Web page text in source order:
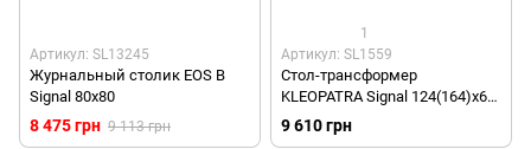
Артикул: SL13245
Журнальный столик EOS B
Signal 80x80
8 475 грн 9 113 грн
1
Артикул: SL1559
Стол-трансформер
KLEOPATRA Signal 124(164)x64
Дуб Ланселот **
9 610 грн